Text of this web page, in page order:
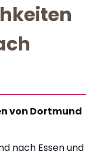
von Dortmund
nach Essen und